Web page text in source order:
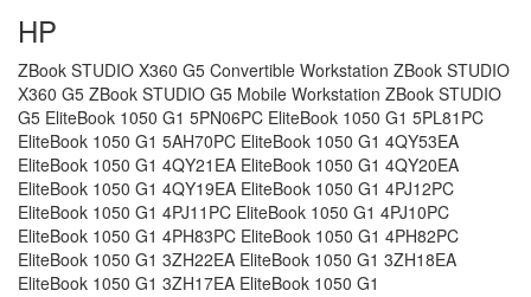
HP
ZBook STUDIO X360 G5 Convertible Workstation ZBook STUDIO
X360 G5 ZBook STUDIO G5 Mobile Workstation ZBook STUDIO
G5 EliteBook 1050 G1 5PN06PC EliteBook 1050 G1 5PL81PC
EliteBook 1050 G1 5AH70PC EliteBook 1050 G1 4QY53EA
EliteBook 1050 G1 4QY21EA EliteBook 1050 G1 4QY20EA
EliteBook 1050 G1 4QY19EA EliteBook 1050 G1 4PJ12PC
EliteBook 1050 G1 4PJ11PC EliteBook 1050 G1 4PJ10PC
EliteBook 1050 G1 4PH83PC EliteBook 1050 G1 4PH82PC
EliteBook 1050 G1 3ZH22EA EliteBook 1050 G1 3ZH18EA
EliteBook 1050 G1 3ZH17EA EliteBook 1050 G1